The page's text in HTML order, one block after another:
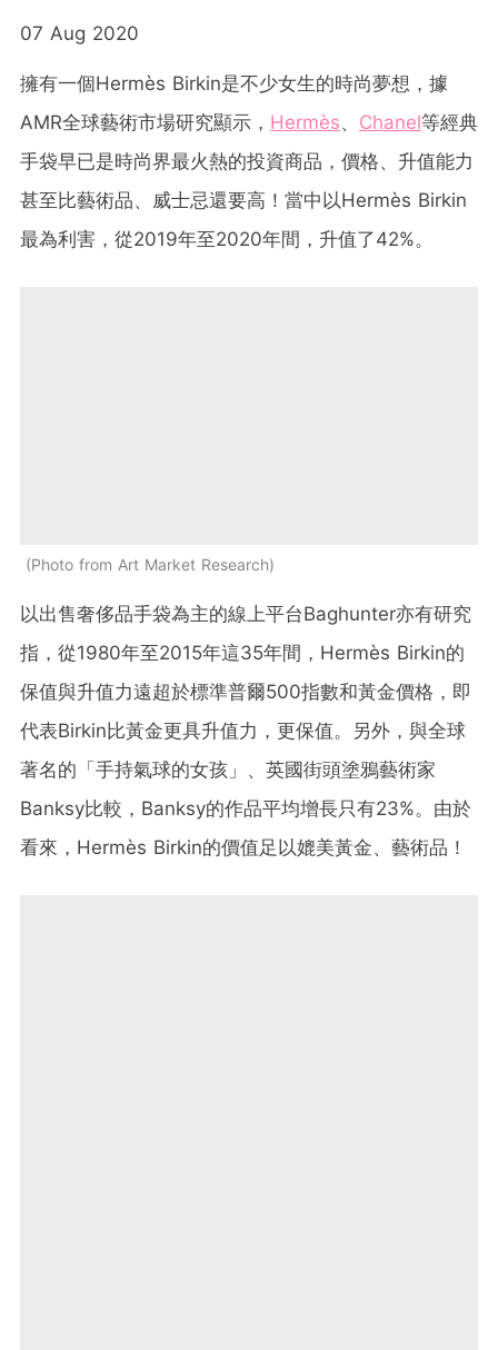
07 Aug 2020
擁有一個Hermès Birkin是不少女生的時尚夢想，據
AMR全球藝術市場研究顯示， Hermès、 Chanel等經典
手袋早已是時尚界最火熱的投資商品，價格、升值能力
甚至比藝術品、威士忌還要高！當中以Hermès Birkin
最為利害，從2019年至2020年間，升值了42%。
Photo from Art Market Research
以出售奢侈品手袋為主的線上平台Baghunter亦有研究
指，從1980年至2015年這35年間，Hermès Birkin的
保值與升值力遠超於標準普爾500指數和黃金價格，即
代表Birkin比黃金更具升值力，更保值。另外，與全球
著名的「手持氣球的女孩」、英國街頭塗鴉藝術家
Banksy比較，Banksy的作品平均增長只有23%。由於
看來，Hermès Birkin的價值足以媲美黃金、藝術品！